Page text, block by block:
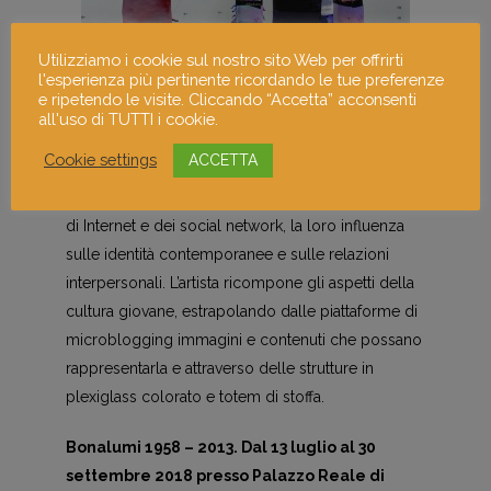
La mostra personale di Simone Monsi investiga
di Internet e dei social network, la loro influenza
sulle identità contemporanee e sulle relazioni
interpersonali. L’artista ricompone gli aspetti della
cultura giovane, estrapolando dalle piattaforme di
microblogging immagini e contenuti che possano
rappresentarla e attraverso delle strutture in
plexiglass colorato e totem di stoffa.
Bonalumi 1958 – 2013. Dal 13 luglio al 30
settembre 2018 presso Palazzo Reale di
Utilizziamo i cookie sul nostro sito Web per offrirti
l'esperienza più pertinente ricordando le tue preferenze
e ripetendo le visite. Cliccando “Accetta” acconsenti
all'uso di TUTTI i cookie.
Cookie settings ACCETTA